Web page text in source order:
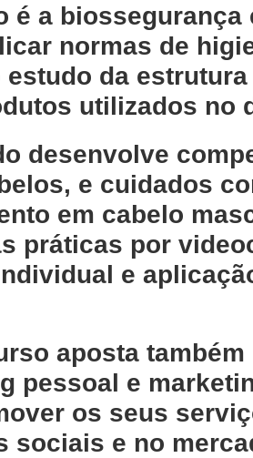
é a biossegurança
normas de
da
utilizados no
desenvolve
, e cuidados
em cabelo
práticas por
e
aposta
pessoal e
os seus
sociais e no